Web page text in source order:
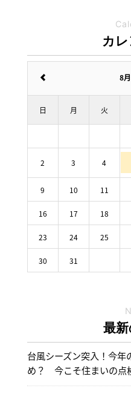
カ
8
日 月 火
2 3 4
9 10 11
16 17 18
23 24 25
30 31
最
台風シーズン突入！今年
め？ 今こそ住まいの点